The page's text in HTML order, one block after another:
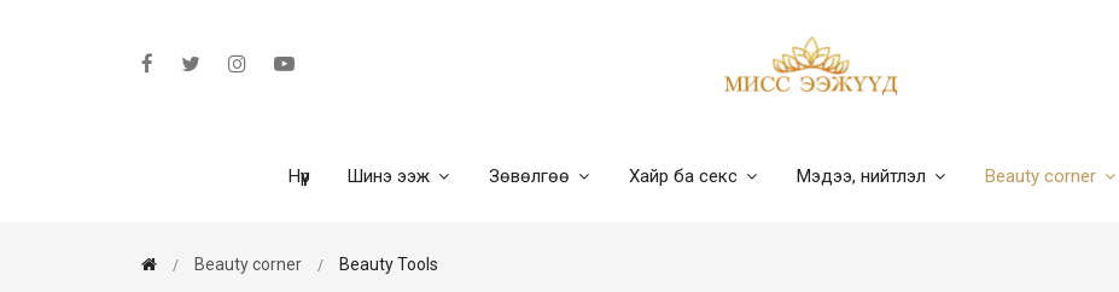
Нүүр Шинэ ээж Зөвөлгөө Хайр ба секс Мэдээ, нийтлэл Beauty corner
Beauty corner Beauty Tools